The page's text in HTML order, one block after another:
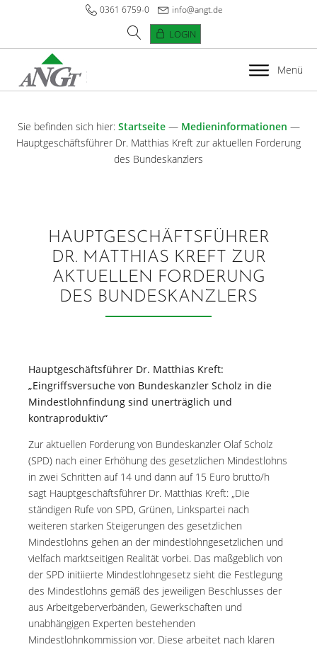
0361 6759-0 info@angt.de
LOGIN
Menü
Sie befinden sich hier: Startseite— Medieninformationen —
Hauptgeschäftsführer Dr. Matthias Kreft zur aktuellen Forderung
des Bundeskanzlers
HAUPTGESCHÄFTSFÜHRER
DR. MATTHIAS KREFT ZUR
AKTUELLEN FORDERUNG
DES BUNDESKANZLERS
Hauptgeschäftsführer Dr. Matthias Kreft:
„Eingriffsversuche von Bundeskanzler Scholz in die
Mindestlohnfindung sind unerträglich und
kontraproduktiv“
Zur aktuellen Forderung von Bundeskanzler Olaf Scholz
(SPD) nach einer Erhöhung des gesetzlichen Mindestlohns
in zwei Schritten auf 14 und dann auf 15 Euro brutto/h
sagt Hauptgeschäftsführer Dr. Matthias Kreft: „Die
ständigen Rufe von SPD, Grünen, Linkspartei nach
weiteren starken Steigerungen des gesetzlichen
Mindestlohns gehen an der mindestlohngesetzlichen und
vielfach marktseitigen Realität vorbei. Das maßgeblich von
der SPD initiierte Mindestlohngesetz sieht die Festlegung
des Mindestlohns gemäß des jeweiligen Beschlusses der
aus Arbeitgeberverbänden, Gewerkschaften und
unabhängigen Experten bestehenden
Mindestlohnkommission vor. Diese arbeitet nach klaren